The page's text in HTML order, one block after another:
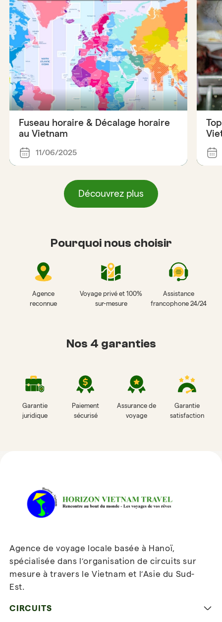
Fuseau horaire & Décalage horaire
au Vietnam
11/06/2025
Découvrez plus
Pourquoi nous choisir
Agence
reconnue
Voyage privé et 100%
sur-mesure
Assistance
francophone 24/24
Nos 4 garanties
Garantie
juridique
Paiement
sécurisé
Assurance de
voyage
Garantie
satisfaction
Agence de voyage locale basée à Hanoï,
spécialisée dans l’organisation de circuits sur
mesure à travers le Vietnam et l’Asie du Sud-
Est.
CIRCUITS